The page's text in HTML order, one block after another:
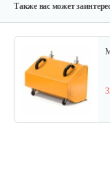
Также вас может